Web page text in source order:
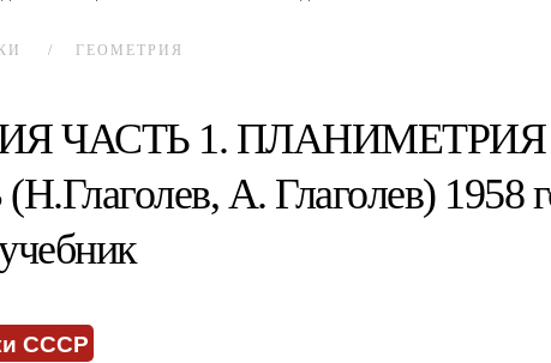
ГЕОМЕТРИЯ
ЧАСТЬ 1. ПЛАНИМЕТРИЯ
А. Глаголев) 1958
СССР